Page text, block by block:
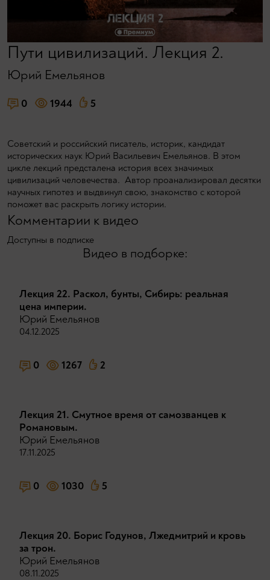
Пути цивилизаций. Лекция 2.
Юрий Емельянов
0 1944 5
Советский и российский писатель, историк, кандидат
исторических наук Юрий Васильевич Емельянов. В этом
цикле лекций предсталена история всех значимых
цивилизаций человечества. Автор проанализировал десятки
научных гипотез и выдвинул свою, знакомство с которой
поможет вас раскрыть логику истории.
Комментарии к видео
Доступны в подписке
Видео в подборке:
Лекция 22. Раскол, бунты, Сибирь: реальная
цена империи.
Юрий Емельянов
04.12.2025
0 1267 2
Лекция 21. Смутное время от самозванцев к
Романовым.
Юрий Емельянов
17.11.2025
0 1030 5
Лекция 20. Борис Годунов, Лжедмитрий и кровь
за трон.
Юрий Емельянов
08.11.2025